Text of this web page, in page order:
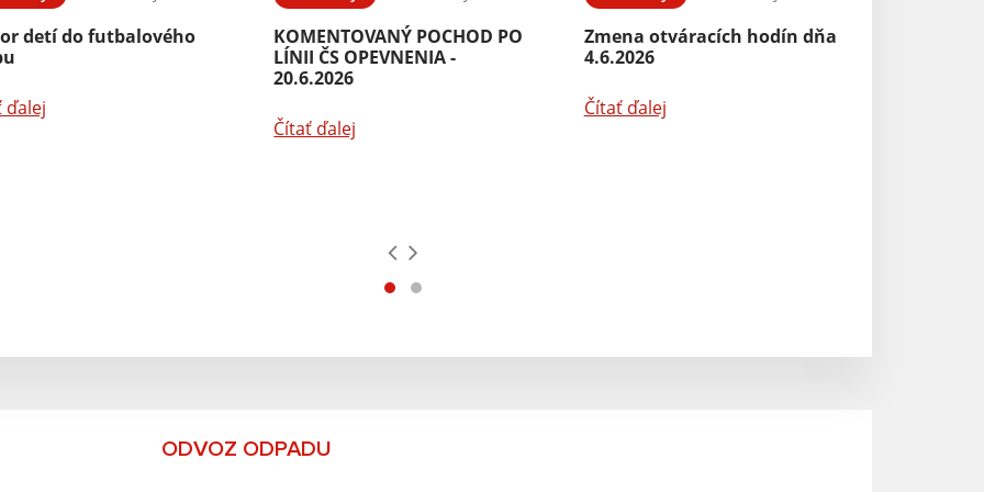
detí do futbalového
ďalej
KOMENTOVANÝ POCHOD PO
LÍNII ČS OPEVNENIA -
20.6.2026
Čítať ďalej
Zmena otváracích hodín dňa
4.6.2026
Čítať ďalej
ODVOZ ODPADU